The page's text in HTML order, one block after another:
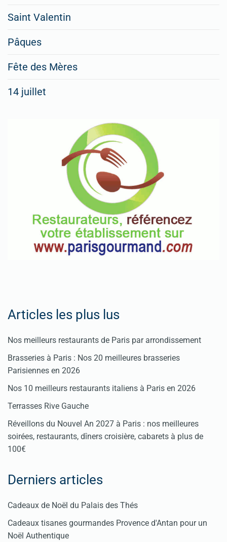
Saint Valentin
Pâques
Fête des Mères
14 juillet
Articles les plus lus
Nos meilleurs restaurants de Paris par arrondissement
Brasseries à Paris : Nos 20 meilleures brasseries
Parisiennes en 2026
Nos 10 meilleurs restaurants italiens à Paris en 2026
Terrasses Rive Gauche
Réveillons du Nouvel An 2027 à Paris : nos meilleures
soirées, restaurants, dîners croisière, cabarets à plus de
100€
Derniers articles
Cadeaux de Noël du Palais des Thés
Cadeaux tisanes gourmandes Provence d'Antan pour un
Noël Authentique